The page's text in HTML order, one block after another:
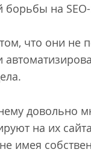
борьбы на
что они не
довольно
на их
имея